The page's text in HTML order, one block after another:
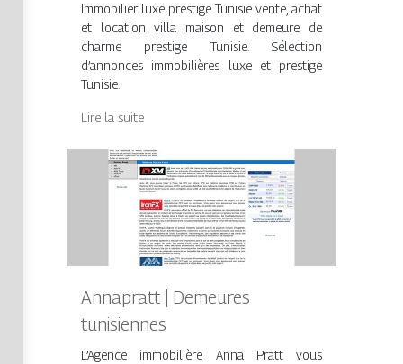
Immobilier luxe prestige Tunisie vente, achat
et location villa maison et demeure de
charme prestige Tunisie. Sélection
d’annonces immobilières luxe et prestige
Tunisie.
Lire la suite
Annapratt | Demeures
tunisiennes
L’Agence immobilière Anna Pratt vous